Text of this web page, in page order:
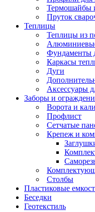
Термошайбы
Пруток
Теплицы
Теплицы из
Фундаменты
Каркасы
Дуги
Аксессуары
Заборы и
Ворота и
Профлист
Сетчатые
Крепеж и
Столбы
Пластиковые
Беседки
Геотекстиль